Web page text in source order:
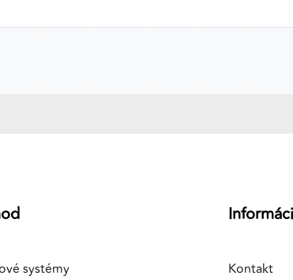
systémy Kontakt